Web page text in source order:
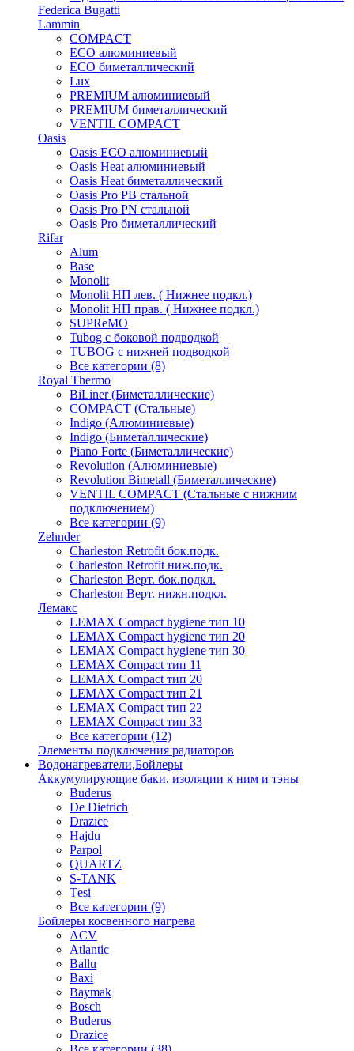
Federica Bugatti
Lammin
COMPACT
ECO алюминиевый
ECO биметаллический
Lux
PREMIUM алюминиевый
PREMIUM биметаллический
VENTIL COMPACT
Oasis
Oasis ECO алюминиевый
Oasis Heat алюминиевый
Oasis Heat биметаллический
Oasis Pro PB стальной
Oasis Pro PN стальной
Oasis Pro биметаллический
Rifar
Alum
Base
Monolit
Monolit НП лев. ( Нижнее подкл.)
Monolit НП прав. ( Нижнее подкл.)
SUPReMO
Tubog с боковой подводкой
TUBOG с нижней подводкой
Все категории (8)
Royal Thermo
BiLiner (Биметаллические)
COMPACT (Стальные)
Indigo (Алюминиевые)
Indigo (Биметаллические)
Piano Forte (Биметаллические)
Revolution (Алюминиевые)
Revolution Bimetall (Биметаллические)
VENTIL COMPACT (Стальные с нижним
подключением)
Все категории (9)
Zehnder
Charleston Retrofit бок.подк.
Charleston Retrofit ниж.подк.
Charleston Верт. бок.подкл.
Charleston Верт. нижн.подкл.
Лемакс
LEMAX Compact hygiene тип 10
LEMAX Compact hygiene тип 20
LEMAX Compact hygiene тип 30
LEMAX Compact тип 11
LEMAX Compact тип 20
LEMAX Compact тип 21
LEMAX Compact тип 22
LEMAX Compact тип 33
Все категории (12)
Элементы подключения радиаторов
Водонагреватели,Бойлеры
Аккумулирующие баки, изоляции к ним и тэны
Buderus
De Dietrich
Drazice
Hajdu
Parpol
QUARTZ
S-TANK
Tеsi
Все категории (9)
Бойлеры косвенного нагрева
ACV
Atlantic
Ballu
Baxi
Baymak
Bosch
Buderus
Drazice